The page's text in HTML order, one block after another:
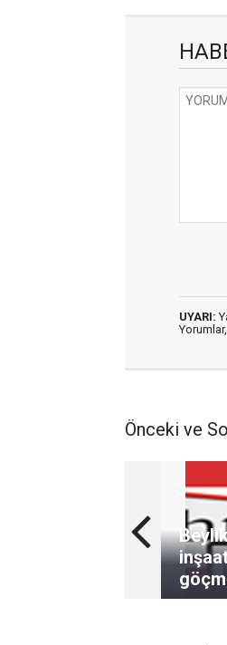
UYARI:
Önceki ve